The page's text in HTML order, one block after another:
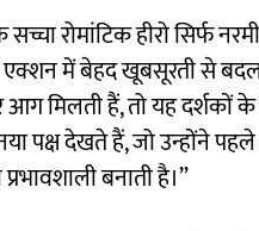
रोमांटिक हीरो सिर्फ
में बेहद खूबसूरती से
आग मिलती हैं, तो यह
पक्ष देखते हैं, जो उन्होंने
बनाती है।”